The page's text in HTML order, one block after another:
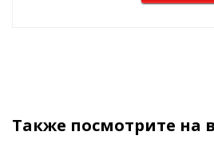
Также посмотрите на